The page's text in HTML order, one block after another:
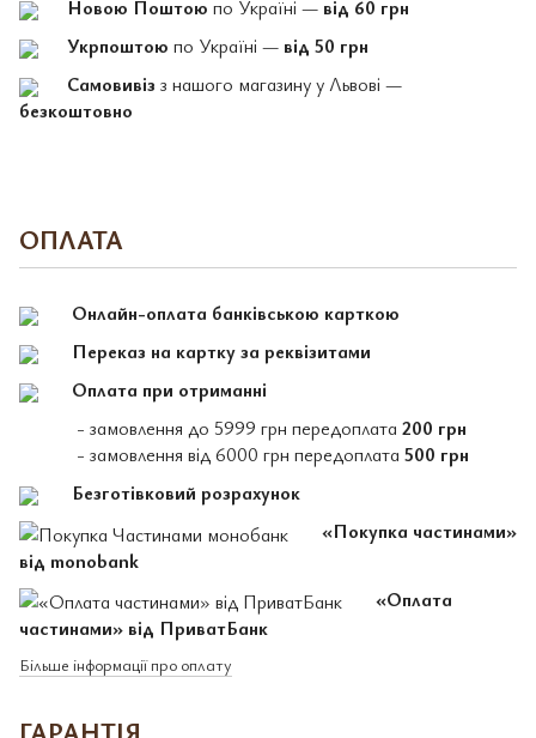
Новою Поштою по Україні — від 60 грн
Укрпоштою по Україні — від 50 грн
Самовивіз з нашого магазину у Львові —
безкоштовно
ОПЛАТА
Онлайн-оплата банківською карткою
Переказ на картку за реквізитами
Оплата при отриманні
- замовлення до 5999 грн передоплата 200 грн
- замовлення від 6000 грн передоплата 500 грн
Безготівковий розрахунок
«Покупка частинами»
від monobank
«Оплата
частинами» від ПриватБанк
Більше інформації про оплату